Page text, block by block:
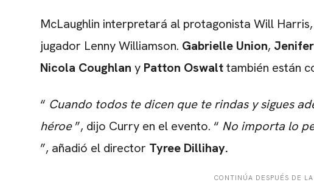
McLaughlin interpretará al protagonista Will
jugador Lenny Williamson. Gabrielle Union,
Nicola Coughlan y Patton Oswalttambién están
“ Cuando todos te dicen que te rindas y sigues
héroe”, dijo Curry en el evento. “ No importa lo
”, añadió el director Tyree Dillihay.
CONTINÚA DESPUÉS DE